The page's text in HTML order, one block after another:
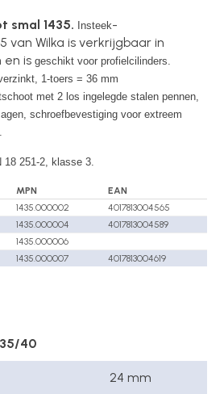
smal 1435. Insteek-
van Wilka is verkrijgbaar in
is geschikt voor profielcilinders.
1-toers = 36 mm
met 2 los ingelegde stalen pennen,
schroefbevestiging voor extreem
251-2, klasse 3.
MPN
EAN
1435.000002
4017813004565
1435.000004
4017813004589
1435.000006
1435.000007 4017813004619
40
24 mm